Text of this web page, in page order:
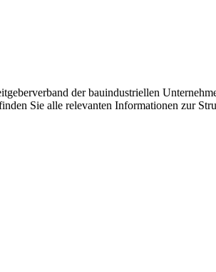
der bauindustriellen
Sie alle relevanten Informationen zur